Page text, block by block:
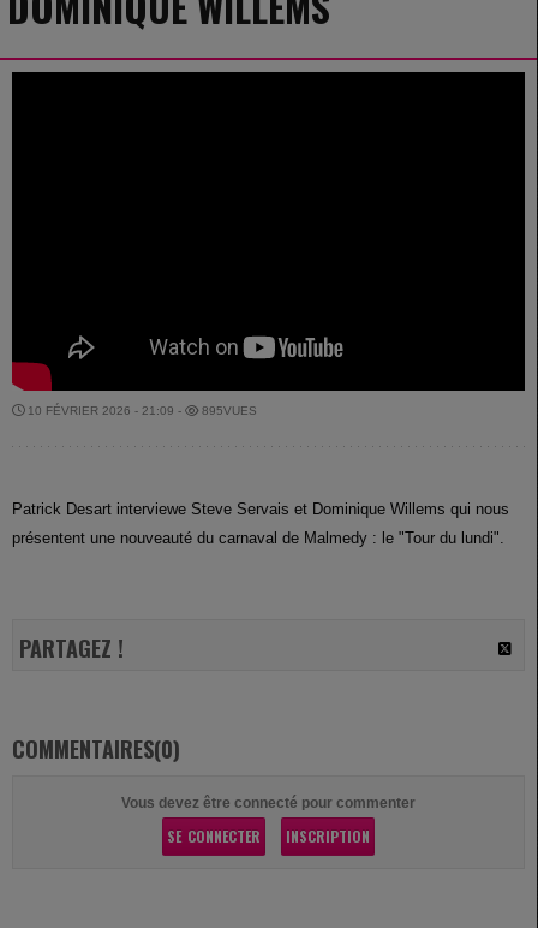
10 FÉVRIER 2026 - 21:09 - 895VUES
Patrick Desart interviewe Steve Servais et Dominique Willems qui nous
présentent une nouveauté du carnaval de Malmedy : le "Tour du lundi".
PARTAGEZ !
COMMENTAIRES(0)
Vous devez être connecté pour commenter
SE CONNECTER INSCRIPTION